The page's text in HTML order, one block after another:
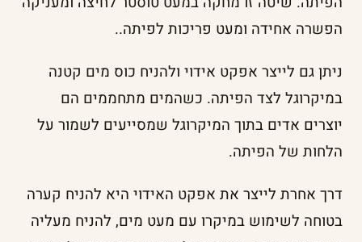
הפשרה אחידה ומעט פריכות לפיתה..
ניתן גם לייצר אפקט אידוי ולהניח כוס מים קטנה
במיקרוגל לצד הפיתה. כשהמים מתחממים הם
יוצרים אדים בתוך המיקרוגל שמסייעים לשמור על
הלחות של הפיתה.
דרך אחרת לייצר את אפקט האידוי היא להניח קערה
בטוחה לשימוש במיקרו עם מעט מים, להניח מעליה